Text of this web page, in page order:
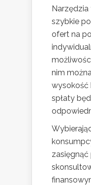
szybkie
ofert na
nim
wysokość
spłaty